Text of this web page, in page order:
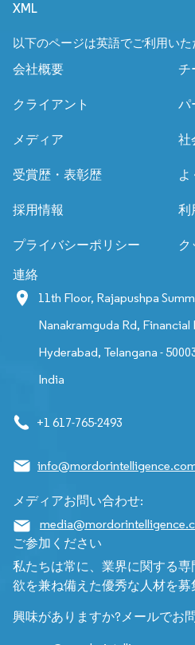
XML
以下のページは英語でご利用いた
会社概要
チ
クライアント パ
メディア 社
受賞歴・表彰歴 よ
採用情報 利
プライバシーポリシー ク
連絡
11th Floor, Rajapushpa
Nanakramguda Rd,
Hyderabad, Telangana -
India
+1 617-765-2493
メディアお問い合わせ:
ご参加ください
私たちは常に、業界に関する
欲を兼ね備えた優秀な人材を募
興味がありますか?メールでお